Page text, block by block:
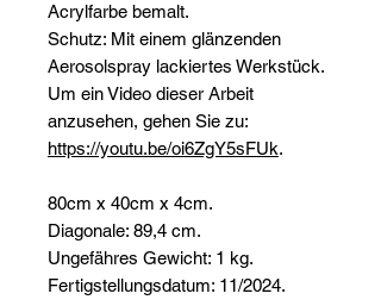
Acrylfarbe bemalt.
Schutz: Mit einem glänzenden
Aerosolspray lackiertes Werkstück.
Um ein Video dieser Arbeit
anzusehen, gehen Sie zu:
https://youtu.be/oi6ZgY5sFUk.
80cm x 40cm x 4cm.
Diagonale: 89,4 cm.
Ungefähres Gewicht: 1 kg.
Fertigstellungsdatum: 11/2024.